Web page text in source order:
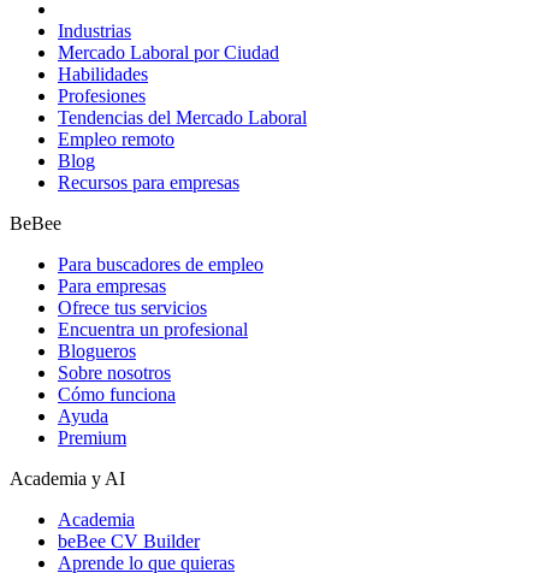
Industrias
Mercado Laboral por Ciudad
Habilidades
Profesiones
Tendencias del Mercado Laboral
Empleo remoto
Blog
Recursos para empresas
BeBee
Para buscadores de empleo
Para empresas
Ofrece tus servicios
Encuentra un profesional
Blogueros
Sobre nosotros
Cómo funciona
Ayuda
Premium
Academia y AI
Academia
beBee CV Builder
Aprende lo que quieras